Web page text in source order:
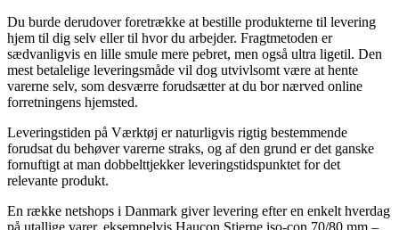
Du burde derudover foretrække at bestille produkterne til levering
hjem til dig selv eller til hvor du arbejder. Fragtmetoden er
sædvanligvis en lille smule mere pebret, men også ultra ligetil. Den
mest betalelige leveringsmåde vil dog utvivlsomt være at hente
varerne selv, som desværre forudsætter at du bor nærved online
forretningens hjemsted.
Leveringstiden på Værktøj er naturligvis rigtig bestemmende
forudsat du behøver varerne straks, og af den grund er det ganske
fornuftigt at man dobbelttjekker leveringstidspunktet for det
relevante produkt.
En række netshops i Danmark giver levering efter en enkelt hverdag
på utallige varer, eksempelvis Haucon Stjerne iso-con 70/80 mm –